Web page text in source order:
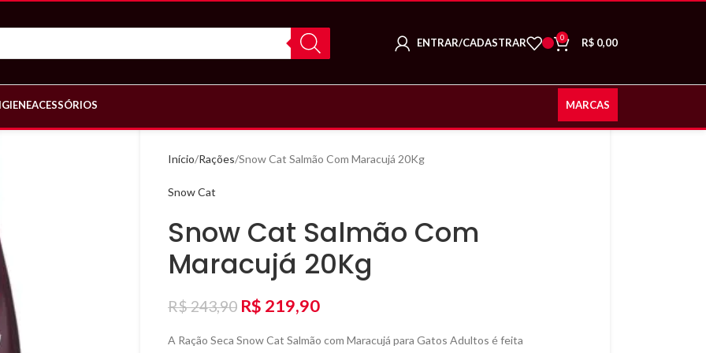
ENTRAR/CADASTRAR 0 R$ 0,00
ACESSÓRIOS MARCAS
Início Rações Snow Cat Salmão Com Maracujá 20Kg
Snow Cat
Snow Cat Salmão Com
Maracujá 20Kg
R$243,90 R$ 219,90
A Ração Seca Snow Cat Salmão com Maracujá para Gatos Adultos é feita